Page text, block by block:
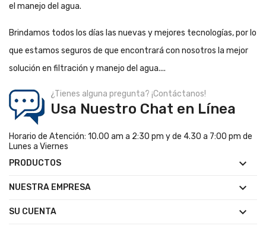
el manejo del agua.
Brindamos todos los días las nuevas y mejores tecnologías, por lo
que estamos seguros de que encontrará con nosotros la mejor
solución en filtración y manejo del agua....
¿Tienes alguna pregunta? ¡Contáctanos!
Usa Nuestro Chat en Línea
Horario de Atención: 10.00 am a 2:30 pm y de 4.30 a 7:00 pm de
Lunes a Viernes
PRODUCTOS

NUESTRA EMPRESA 
SU CUENTA 